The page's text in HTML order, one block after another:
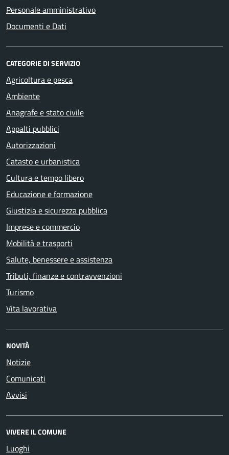
Personale amministrativo
Documenti e Dati
CATEGORIE DI SERVIZIO
Agricoltura e pesca
Ambiente
Anagrafe e stato civile
Appalti pubblici
Autorizzazioni
Catasto e urbanistica
Cultura e tempo libero
Educazione e formazione
Giustizia e sicurezza pubblica
Imprese e commercio
Mobilità e trasporti
Salute, benessere e assistenza
Tributi, finanze e contravvenzioni
Turismo
Vita lavorativa
NOVITÀ
Notizie
Comunicati
Avvisi
VIVERE IL COMUNE
Luoghi